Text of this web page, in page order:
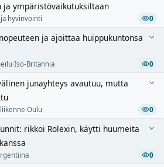
ympäristövaikutuksiltaan
hyvinvointi 0
ja ajoittaa huippukuntonsa
·Iso-Britannia 0
junayhteys avautuu, mutta
·Oulu 0
rikkoi Rolexin, käytti huumeita
0